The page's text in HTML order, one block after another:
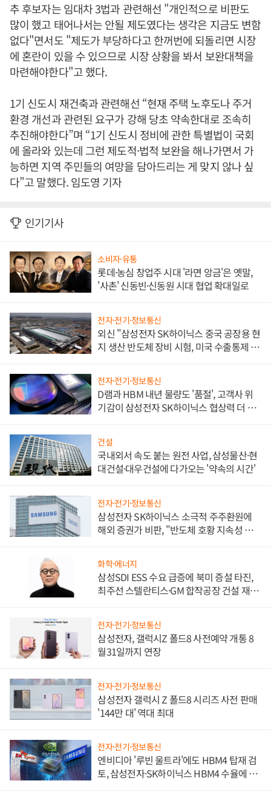
추 후보자는 임대차 3법과 관련해선 "개인적으로 비판도
많이 했고 태어나서는 안될 제도였다는 생각은 지금도 변함
없다"면서도 "제도가 부당하다고 한꺼번에 되돌리면 시장
에 혼란이 있을 수 있으므로 시장 상황을 봐서 보완대책을
마련해야한다"고 했다.
1기 신도시 재건축과 관련해선 “현재 주택 노후도나 주거
환경 개선과 관련된 요구가 강해 당초 약속한대로 조속히
추진해야한다”며 “1기 신도시 정비에 관한 특별법이 국회
에 올라와 있는데 그런 제도적·법적 보완을 해나가면서 가
능하면 지역 주민들의 여망을 담아드리는 게 맞지 않나 싶
다”고 말했다. 임도영 기자
인기기사
소비자·유통
롯데·농심 창업주 시대 '라면 앙금'은 옛말,
'사촌' 신동빈·신동원 시대 협업 확대일로
전자·전기·정보통신
외신 "삼성전자 SK하이닉스 중국 공장용 현
지 생산 반도체 장비 시험, 미국 수출통제 대
전자·전기·정보통신
D램과 HBM 내년 물량도 '품절', 고객사 위
기감이 삼성전자 SK하이닉스 협상력 더 키
건설
국내외서 속도 붙는 원전 사업, 삼성물산·현
대건설·대우건설에 다가오는 '약속의 시간'
전자·전기·정보통신
삼성전자 SK하이닉스 소극적 주주환원에
해외 증권가 비판, "반도체 호황 지속성 의
화학·에너지
삼성SDI ESS 수요 급증에 북미 증설 타진,
최주선 스텔란티스·GM 합작공장 건설 재추
전자·전기·정보통신
삼성전자, 갤럭시Z 폴드8 사전예약 개통 8
월31일까지 연장
전자·전기·정보통신
삼성전자 갤럭시 Z 폴드8 시리즈 사전 판매
'144만 대' 역대 최대
전자·전기·정보통신
엔비디아 '루빈 울트라'에도 HBM4 탑재 검
토, 삼성전자·SK하이닉스 HBM4 수율에 주